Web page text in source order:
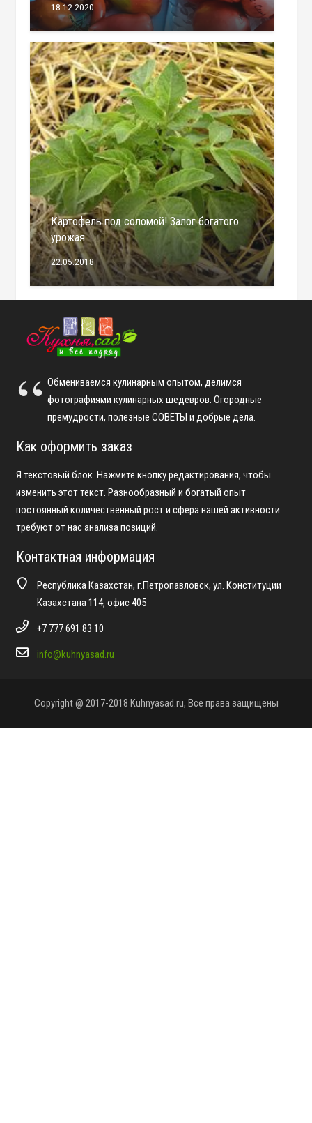
18.12.2020
Картофель под соломой! Залог богатого
урожая
22.05.2018
Обмениваемся кулинарным опытом, делимся
фотографиями кулинарных шедевров. Огородные
премудрости, полезные СОВЕТЫ и добрые дела.
Как оформить заказ
Я текстовый блок. Нажмите кнопку редактирования, чтобы
изменить этот текст. Разнообразный и богатый опыт
постоянный количественный рост и сфера нашей активности
требуют от нас анализа позиций.
Контактная информация
Республика Казахстан, г.Петропавловск, ул. Конституции
Казахстана 114, офис 405
+7 777 691 83 10
info@kuhnyasad.ru
Copyright @ 2017-2018 Kuhnyasad.ru, Все права защищены